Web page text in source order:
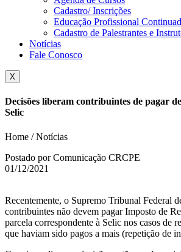
Cadastro/ Inscrições
Educação Profissional
Cadastro de Palestrantes e
Notícias
Fale Conosco
X
Decisões liberam contribuintes de pagar
Selic
Home / Notícias
Postado por Comunicação CRCPE
01/12/2021
Recentemente, o Supremo Tribunal Federal
contribuintes não devem pagar Imposto de
parcela correspondente à Selic nos casos de
que haviam sido pagos a mais (repetição de